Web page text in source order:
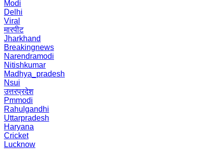
Modi
Delhi
Viral
मारपीट
Jharkhand
Breakingnews
Narendramodi
Nitishkumar
Madhya_pradesh
Nsui
उत्तरप्रदेश
Pmmodi
Rahulgandhi
Uttarpradesh
Haryana
Cricket
Lucknow